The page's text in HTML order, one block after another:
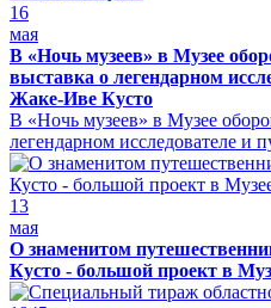
16
мая
В «Ночь музеев» в Музее
выставка о легендарном
Жаке-Иве Кусто
В «Ночь музеев» в Музее
легендарном исследователе и
13
мая
О знаменитом
Кусто - большой проект в